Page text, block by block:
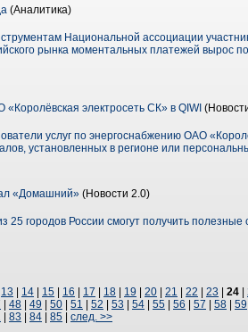
(Аналитика)
Национальной ассоциации
рынка моментальных платежей вырос
электросеть СК» в QIWI
услуг по энергоснабжению ОАО
установленных в регионе или
«Домашний» (Новости 2.0)
городов России смогут получить
13 14 15 16 17 18 19 20 21 22 23 24
48 49 50 51 52 53 54 55 56 57 58 59
83 84 85 след. >>